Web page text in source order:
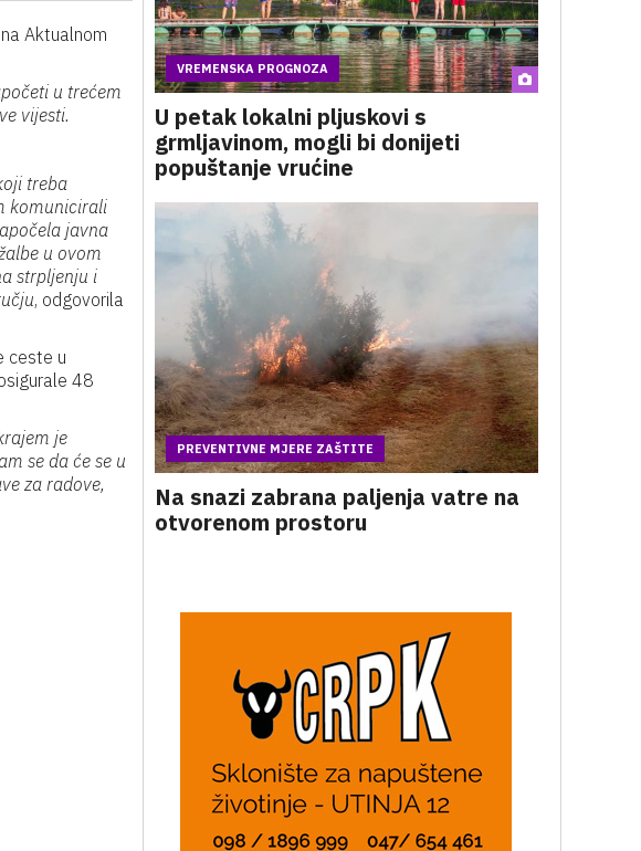
Aktualnom
u trećem
vijesti.
treba
komunicirali
javna
u ovom
strpljenju i
, odgovorila
ceste u
48
je
se da će se u
za radove,
VREMENSKA PROGNOZA
U petak lokalni pljuskovi s
grmljavinom, mogli bi donijeti
popuštanje vrućine
PREVENTIVNE MJERE ZAŠTITE
Na snazi zabrana paljenja vatre na
otvorenom prostoru